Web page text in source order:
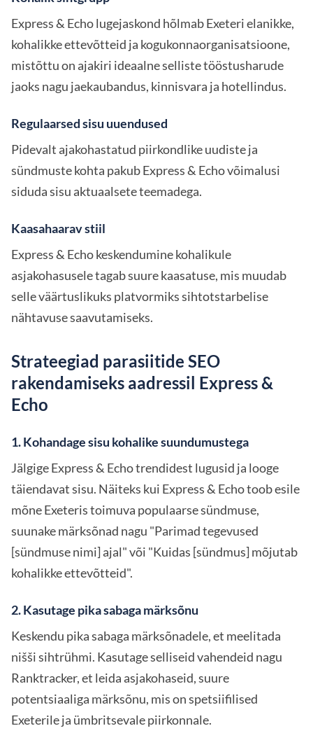
Express & Echo lugejaskond hõlmab Exeteri elanikke,
kohalikke ettevõtteid ja kogukonnaorganisatsioone,
mistõttu on ajakiri ideaalne selliste tööstusharude
jaoks nagu jaekaubandus, kinnisvara ja hotellindus.
Regulaarsed sisu uuendused
Pidevalt ajakohastatud piirkondlike uudiste ja
sündmuste kohta pakub Express & Echo võimalusi
siduda sisu aktuaalsete teemadega.
Kaasahaarav stiil
Express & Echo keskendumine kohalikule
asjakohasusele tagab suure kaasatuse, mis muudab
selle väärtuslikuks platvormiks sihtotstarbelise
nähtavuse saavutamiseks.
Strateegiad parasiitide SEO
rakendamiseks aadressil Express &
Echo
1. Kohandage sisu kohalike suundumustega
Jälgige Express & Echo trendidest lugusid ja looge
täiendavat sisu. Näiteks kui Express & Echo toob esile
mõne Exeteris toimuva populaarse sündmuse,
suunake märksõnad nagu "Parimad tegevused
[sündmuse nimi] ajal" või "Kuidas [sündmus] mõjutab
kohalikke ettevõtteid".
2. Kasutage pika sabaga märksõnu
Keskendu pika sabaga märksõnadele, et meelitada
nišši sihtrühmi. Kasutage selliseid vahendeid nagu
Ranktracker, et leida asjakohaseid, suure
potentsiaaliga märksõnu, mis on spetsiifilised
Exeterile ja ümbritsevale piirkonnale.